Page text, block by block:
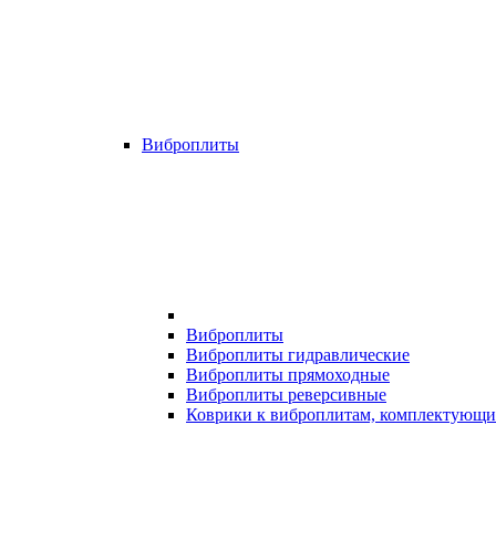
Виброплиты
Виброплиты
Виброплиты гидравлические
Виброплиты прямоходные
Виброплиты реверсивные
Коврики к виброплитам,